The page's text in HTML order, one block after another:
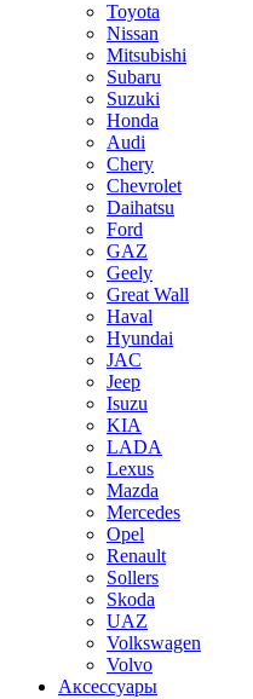
Toyota
Nissan
Mitsubishi
Subaru
Suzuki
Honda
Audi
Chery
Chevrolet
Daihatsu
Ford
GAZ
Geely
Great Wall
Haval
Hyundai
JAC
Jeep
Isuzu
KIA
LADA
Lexus
Mazda
Mercedes
Opel
Renault
Sollers
Skoda
UAZ
Volkswagen
Volvo
Аксессуары